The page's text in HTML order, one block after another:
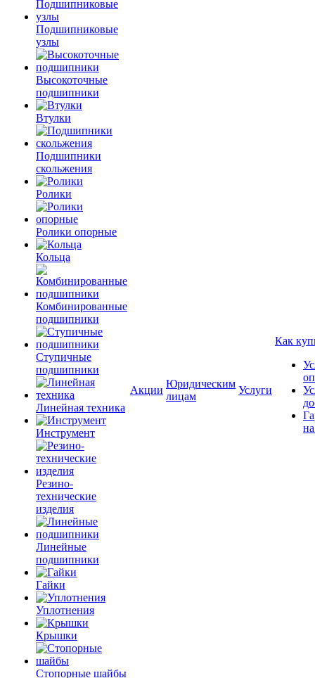
Подшипниковые
узлы
Высокоточные
подшипники
Втулки
Подшипники
скольжения
Ролики
Ролики опорные
Кольца
Комбинированные
подшипники
Ступичные
подшипники
Линейная техника
Инструмент
Резино-
технические
изделия
Линейные
подшипники
Гайки
Уплотнения
Крышки
Стопорные шайбы
Акции
Юридическим
лицам
Услуги
Как